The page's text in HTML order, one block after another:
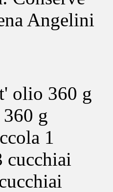
Angelini
olio 360 g
360 g
1
cucchiai